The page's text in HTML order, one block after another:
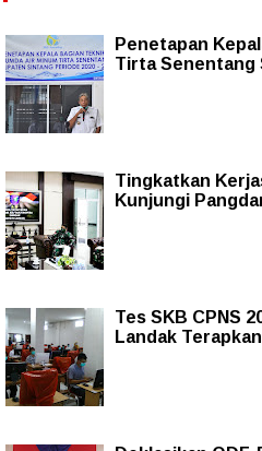
Penetapan
Tirta Senentang
Tingkatkan
Kunjungi
Tes SKB CPNS
Landak